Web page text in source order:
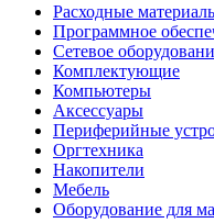
Расходные
Программное
Сетевое
Комплектующие
Компьютеры
Аксессуары
Периферийные
Оргтехника
Накопители
Мебель
Оборудование для